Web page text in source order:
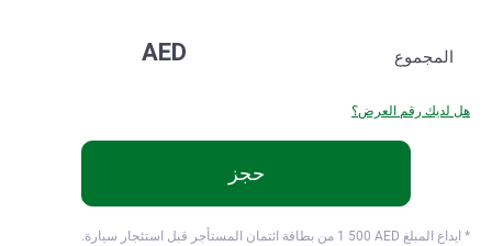
المجموع AED
هل لديك رقم العرض؟
* ايداع المبلغ 1 500 AED من بطاقة ائتمان المستأجر قبل استئجار سيارة.
حجز